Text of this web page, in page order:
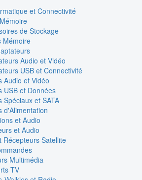
et Connectivité
de Stockage
Mémoire
Audio et Vidéo
USB et Connectivité
Audio et Vidéo
USB et Données
Spéciaux et SATA
d'Alimentation
et Audio
et Audio
Récepteurs Satellite
Multimédia
TV